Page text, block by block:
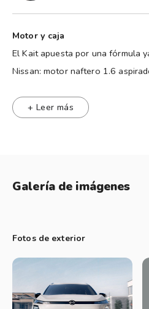
Motor y caja
El Kait apuesta por una fórmula
Nissan: motor naftero 1.6
delantera.
valoran en este segmento:
y consumo contenido. Es un
El diseño es, probablemente, lo
modelo del que deriva (el Kicks
identidad más moderna, con una
+ Leer más
Galería de imágenes
Fotos de exterior